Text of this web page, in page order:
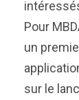
Pour
un
sur le